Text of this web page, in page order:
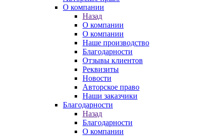
О компании
Назад
О компании
О компании
Наше производство
Благодарности
Отзывы клиентов
Реквизиты
Новости
Авторское право
Наши заказчики
Благодарности
Назад
Благодарности
О компании